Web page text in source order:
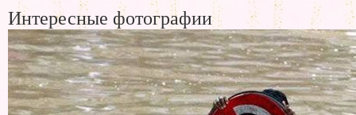
Интересные фотографии